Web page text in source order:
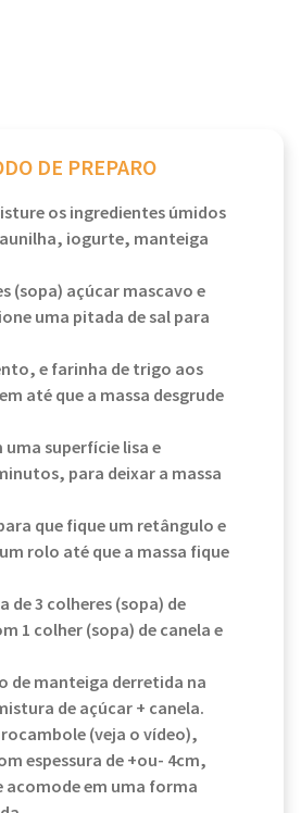
DE PREPARO
os ingredientes úmidos
iogurte, manteiga
(sopa) açúcar mascavo e
uma pitada de sal para
e farinha de trigo aos
até que a massa desgrude
uma superfície lisa e
para deixar a massa
que fique um retângulo e
rolo até que a massa fique
de 3 colheres (sopa) de
1 colher (sopa) de canela e
de manteiga derretida na
de açúcar + canela.
(veja o vídeo),
espessura de +ou- 4cm,
acomode em uma forma